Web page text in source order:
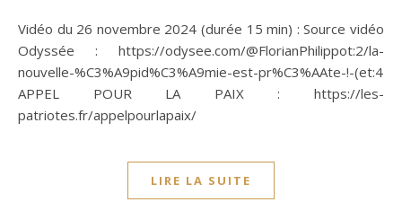
Vidéo du 26 novembre 2024 (durée 15 min) : Source vidéo
Odyssée : https://odysee.com/@FlorianPhilippot:2/la-
nouvelle-%C3%A9pid%C3%A9mie-est-pr%C3%AAte-!-(et:4
APPEL POUR LA PAIX : https://les-
patriotes.fr/appelpourlapaix/
LIRE LA SUITE